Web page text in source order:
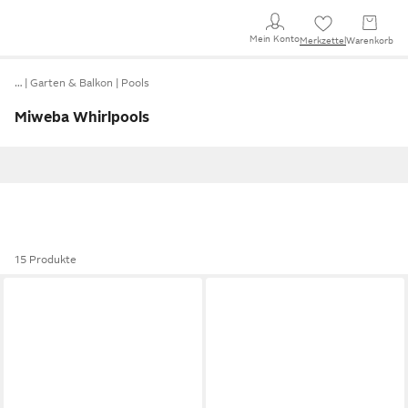
Mein KontoMerkzettel Warenkorb
… Garten & Balkon Pools
Miweba Whirlpools
15 Produkte